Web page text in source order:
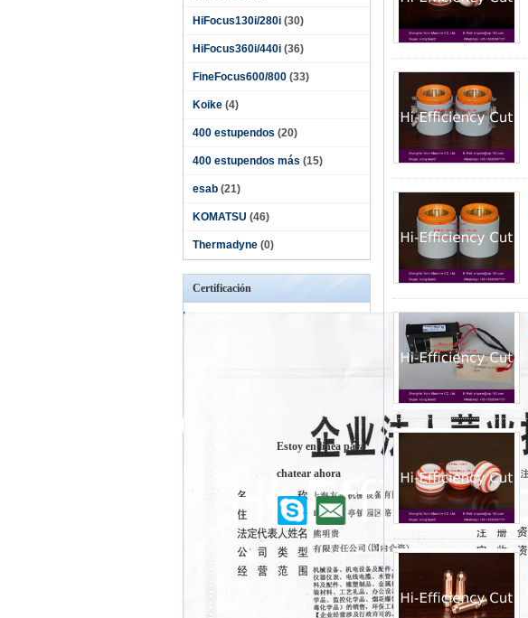
HiFocus130i/280i (30)
HiFocus360i/440i (36)
FineFocus600/800 (33)
Koike (4)
400 estupendos (20)
400 estupendos más (15)
esab (21)
KOMATSU (46)
Thermadyne (0)
Certificación
Estoy en línea para
chatear ahora